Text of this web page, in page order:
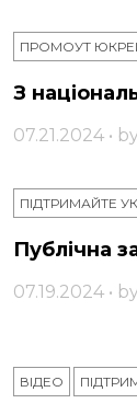
ПРОМОУТ
З
07.21.2024 •
ПІДТРИМАЙТЕ
Публічна
07.19.2024 •
ВІДЕО